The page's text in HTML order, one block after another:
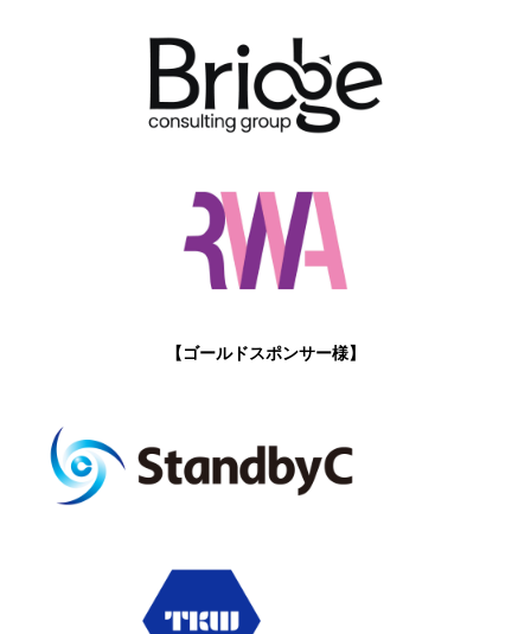
【ゴールドスポンサー様】